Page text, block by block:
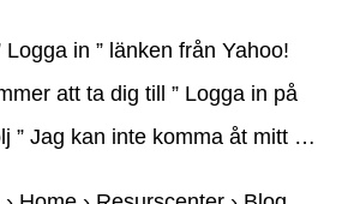
in ” länken från Yahoo!
att ta dig till ” Logga in på
” Jag kan inte komma åt mitt …